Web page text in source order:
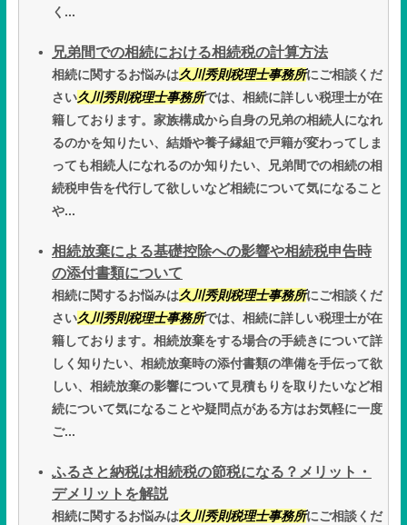
く...
兄弟間での相続における相続税の計算方法
相続に関するお悩みは久川秀則税理士事務所にご相談くだ
さい久川秀則税理士事務所では、相続に詳しい税理士が在
籍しております。家族構成から自身の兄弟の相続人になれ
るのかを知りたい、結婚や養子縁組で戸籍が変わってしま
っても相続人になれるのか知りたい、兄弟間での相続の相
続税申告を代行して欲しいなど相続について気になること
や...
相続放棄による基礎控除への影響や相続税申告時
の添付書類について
相続に関するお悩みは久川秀則税理士事務所にご相談くだ
さい久川秀則税理士事務所では、相続に詳しい税理士が在
籍しております。相続放棄をする場合の手続きについて詳
しく知りたい、相続放棄時の添付書類の準備を手伝って欲
しい、相続放棄の影響について見積もりを取りたいなど相
続について気になることや疑問点がある方はお気軽に一度
ご...
ふるさと納税は相続税の節税になる？メリット・
デメリットを解説
相続に関するお悩みは久川秀則税理士事務所にご相談くだ